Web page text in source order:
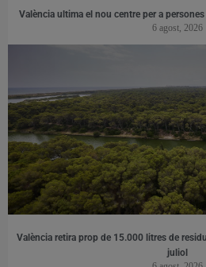
València ultima el nou centre per a
6 agost, 2026
València retira prop de 15.000 litres de
juliol